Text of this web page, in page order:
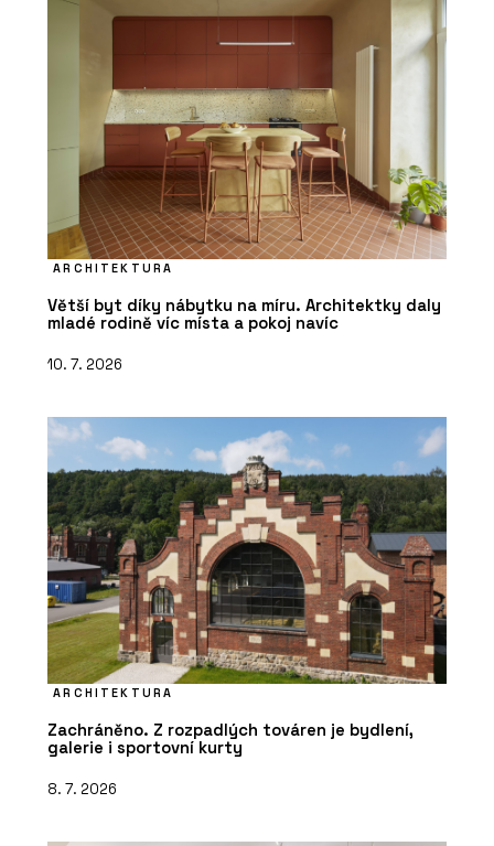
ARCHITEKTURA
Větší byt díky nábytku na míru. Architektky daly
mladé rodině víc místa a pokoj navíc
10. 7. 2026
ARCHITEKTURA
Zachráněno. Z rozpadlých továren je bydlení,
galerie i sportovní kurty
8. 7. 2026